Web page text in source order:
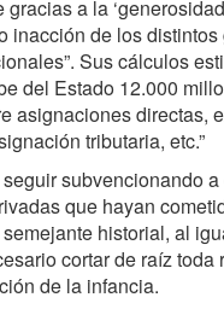
a la
inacción de los
Sus cálculos
del Estado 12.000
asignaciones directas,
tributaria, etc.”
subvencionando
que hayan
historial, al
cortar de raíz
de la infancia.